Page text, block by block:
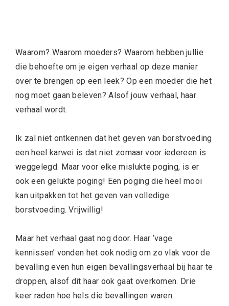
Waarom? Waarom moeders? Waarom hebben jullie
die behoefte om je eigen verhaal op deze manier
over te brengen op een leek? Op een moeder die het
nog moet gaan beleven? Alsof jouw verhaal, haar
verhaal wordt.
Ik zal niet ontkennen dat het geven van borstvoeding
een heel karwei is dat niet zomaar voor iedereen is
weggelegd. Maar voor elke mislukte poging, is er
ook een gelukte poging! Een poging die heel mooi
kan uitpakken tot het geven van volledige
borstvoeding. Vrijwillig!
Maar het verhaal gaat nog door. Haar ‘vage
kennissen’ vonden het ook nodig om zo vlak voor de
bevalling even hun eigen bevallingsverhaal bij haar te
droppen, alsof dit haar ook gaat overkomen. Drie
keer raden hoe hels die bevallingen waren.